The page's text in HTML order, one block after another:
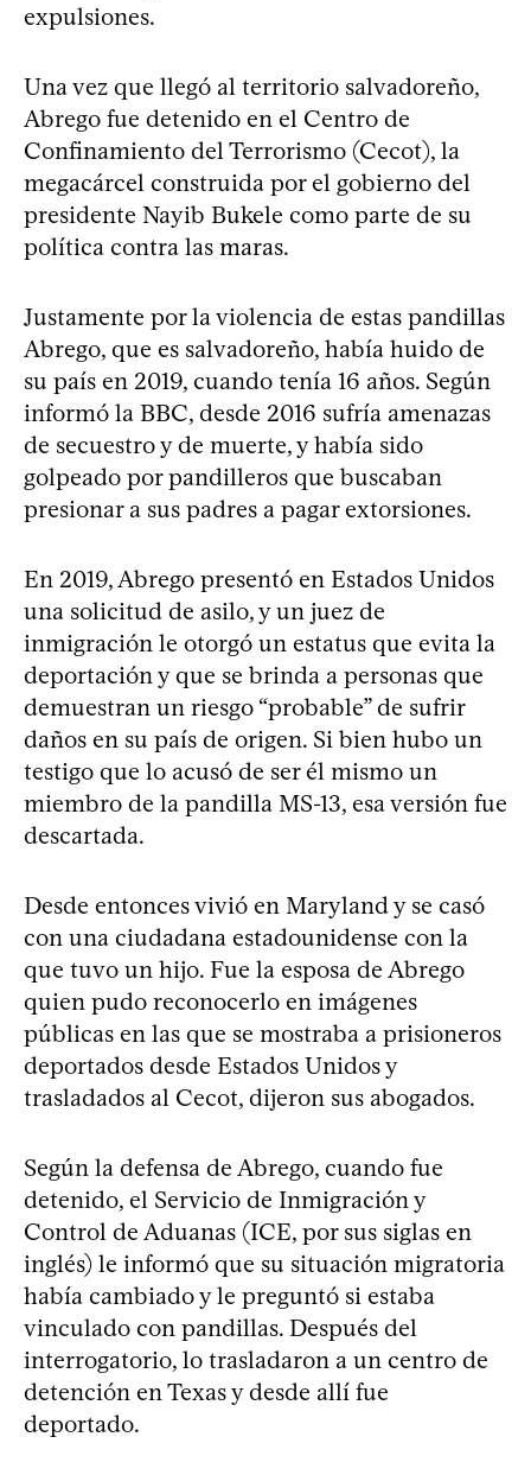
expulsiones.
Una vez que llegó al territorio salvadoreño,
Abrego fue detenido en el Centro de
Confinamiento del Terrorismo (Cecot), la
megacárcel construida por el gobierno del
presidente Nayib Bukele como parte de su
política contra las maras.
Justamente por la violencia de estas pandillas
Abrego, que es salvadoreño, había huido de
su país en 2019, cuando tenía 16 años. Según
informó la BBC, desde 2016 sufría amenazas
de secuestro y de muerte, y había sido
golpeado por pandilleros que buscaban
presionar a sus padres a pagar extorsiones.
En 2019, Abrego presentó en Estados Unidos
una solicitud de asilo, y un juez de
inmigración le otorgó un estatus que evita la
deportación y que se brinda a personas que
demuestran un riesgo “probable” de sufrir
daños en su país de origen. Si bien hubo un
testigo que lo acusó de ser él mismo un
miembro de la pandilla MS-13, esa versión fue
descartada.
Desde entonces vivió en Maryland y se casó
con una ciudadana estadounidense con la
que tuvo un hijo. Fue la esposa de Abrego
quien pudo reconocerlo en imágenes
públicas en las que se mostraba a prisioneros
deportados desde Estados Unidos y
trasladados al Cecot, dijeron sus abogados.
Según la defensa de Abrego, cuando fue
detenido, el Servicio de Inmigración y
Control de Aduanas (ICE, por sus siglas en
inglés) le informó que su situación migratoria
había cambiado y le preguntó si estaba
vinculado con pandillas. Después del
interrogatorio, lo trasladaron a un centro de
detención en Texas y desde allí fue
deportado.